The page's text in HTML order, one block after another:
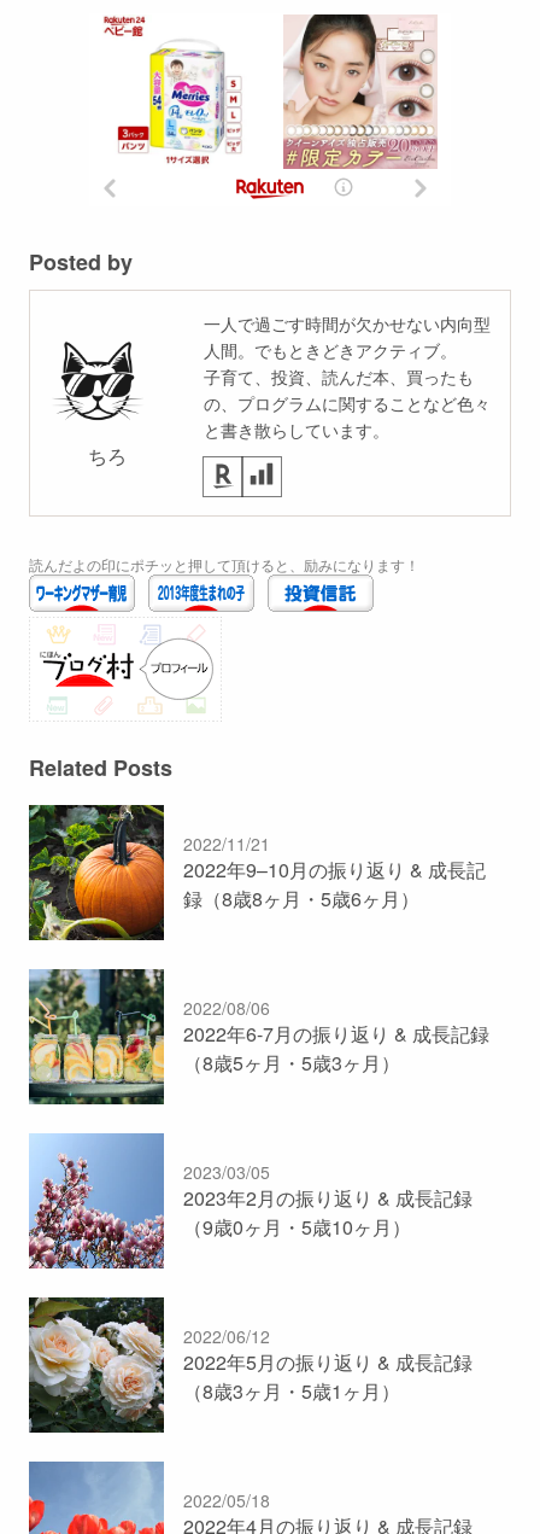
Posted by
ちろ
一人で過ごす時間が欠かせない内向型
人間。でもときどきアクティブ。
子育て、投資、読んだ本、買ったも
の、プログラムに関することなど色々
と書き散らしています。
読んだよの印にポチッと押して頂けると、励みになります！
Related Posts
2022/11/21
2022年9–10月の振り返り & 成長記
録（8歳8ヶ月・5歳6ヶ月）
2022/08/06
2022年6-7月の振り返り & 成長記録
（8歳5ヶ月・5歳3ヶ月）
2023/03/05
2023年2月の振り返り & 成長記録
（9歳0ヶ月・5歳10ヶ月）
2022/06/12
2022年5月の振り返り & 成長記録
（8歳3ヶ月・5歳1ヶ月）
2022/05/18
2022年4月の振り返り & 成長記録